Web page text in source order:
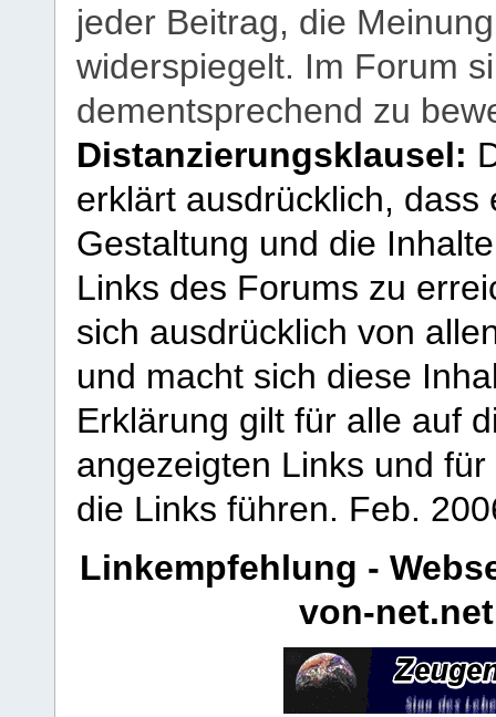
jeder Beitrag, die
widerspiegelt. Im Forum
dementsprechend zu
Distanzierungsklausel:
erklärt ausdrücklich,
Gestaltung und die
Links des Forums zu
sich ausdrücklich von
und macht sich diese
Erklärung gilt für alle auf
angezeigten Links und
die Links führen. Feb.
Linkempfehlung -
von-net.net